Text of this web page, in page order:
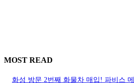
MOST READ
화성 방문 2번째 화물차 매입! 파비스